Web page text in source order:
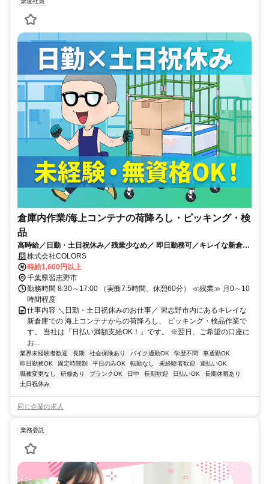
倉庫内作業/海上コンテナの荷降ろし・ピッキング・検
品
高時給／日勤・土日祝休み／残業少なめ／ 即日勤務可／キレイな新倉庫
／ギフトカードプレゼント中！
株式会社COLORS
時給1,600円以上
千葉県習志野市
勤務時間 8:30～17:00 （実働7.5時間、休憩60分） ≪残業≫ 月0～10
時間程度
仕事内容 ＼日勤・土日祝休みのお仕事／ 習志野市内にあるキレイな
新倉庫での 海上コンテナからの荷降ろし、 ピッキング・検品作業で
す。 当社は『日払い満額支給OK！』です。 ※翌日、ご希望の口座に
お...
業界未経験者歓迎 長期 社会保険あり バイク通勤OK 学歴不問
車通勤OK
即日勤務OK
固定時間制 平日のみOK 転勤なし 未経験者歓迎
週払いOK
職種変更なし
研修あり ブランクOK 日中 長期歓迎 日払いOK
長期休暇あり
土日祝休み
同じ企業の求人
業務委託